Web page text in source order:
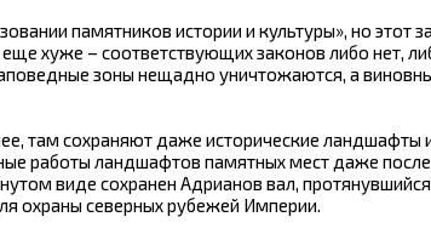
памятников истории и культуры», но этот
хуже – соответствующих законов либо нет,
зоны нещадно уничтожаются, а
там сохраняют даже исторические ландшафты
работы ландшафтов памятных мест даже после
виде сохранен Адрианов вал,
охраны северных рубежей Империи.